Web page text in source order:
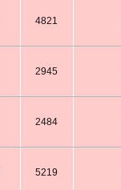
4821
2945
2484
5219